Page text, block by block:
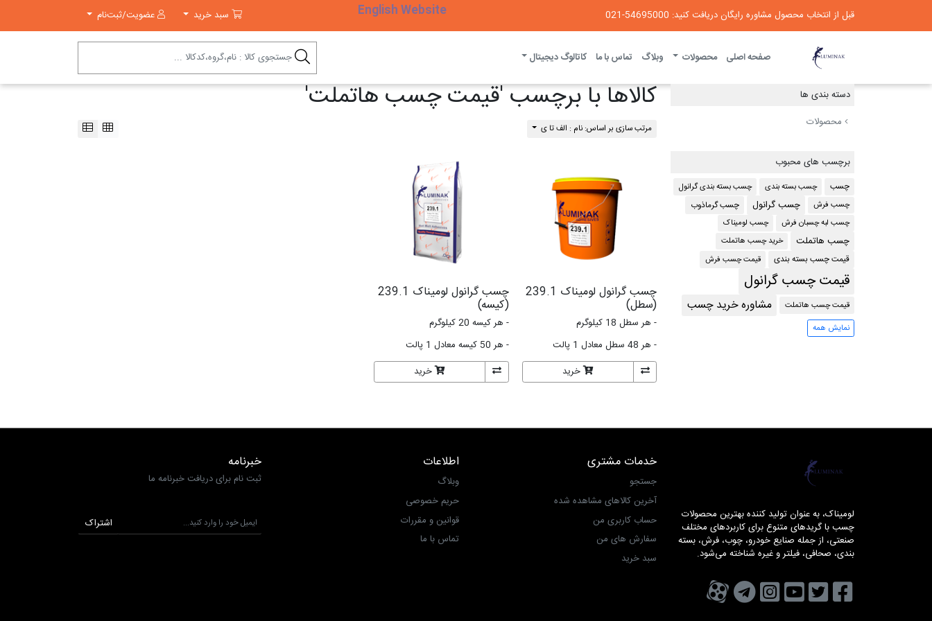
قبل از انتخاب محصول مشاوره رایگان دریافت کنید: 54695000-021 English Website سبد خرید
سبد خرید عضویت/ثبت‌نام
صفحه اصلی محصولات وبلاگ تماس با ما کاتالوگ دیجیتال
دسته بندی ها
محصولات
برچسب های محبوب
چسب چسب بسته بندی
چسب بسته بندی گرانول
چسب فرش
چسب گرانول
چسب گرماذوب
چسب لبه چسبان فرش
چسب لومیناک
چسب هاتملت
خرید چسب هاتملت
قیمت چسب بسته بندی
قیمت چسب فرش
قیمت چسب گرانول
قیمت چسب هاتملت مشاوره خرید چسب
نمایش همه
کالاها با برچسب 'قیمت چسب هاتملت'
مرتب سازی بر اساس: نام : الف تا ی
چسب گرانول لومیناک 239.1
(سطل)
- هر سطل 18 کیلوگرم
- هر 48 سطل معادل 1 پالت
خرید
چسب گرانول لومیناک 239.1
(کیسه)
- هر کیسه 20 کیلوگرم
- هر 50 کیسه معادل 1 پالت
خرید
لومیناک
لومیناک، به عنوان تولید کننده بهترین محصولات
چسب با گریدهای متنوع برای کاربردهای مختلف
صنعتی، از جمله صنایع خودرو، چوب، فرش، بسته
بندی، صحافی، فیلتر و غیره شناخته می‌شود.
فیسبوک
تویتریوتیوب
صفحه اینستاگرام
کانال تلگرام
کانال آپارات
خدمات مشتری
جستجو
آخرین کالاهای مشاهده شده
حساب کاربری من
سفارش های من‎
سبد خرید
اطلاعات
وبلاگ
حریم خصوصی
قوانین و مقررات
تماس با ما
خبرنامه
ثبت نام برای دریافت خبرنامه ما
اشتراک